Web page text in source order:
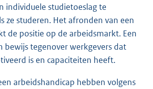
individuele studietoeslag te
ze studeren. Het afronden van een
de positie op de arbeidsmarkt. Een
bewijs tegenover werkgevers dat
is en capaciteiten heeft.
arbeidshandicap hebben volgens